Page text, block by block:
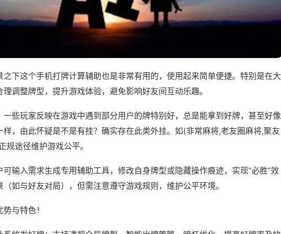
之下这个手机打牌计算辅助也是非常有用的，使用起来简单便捷。特别是在大
调整牌型，提升游戏体验，避免影响好友间互动乐趣。
一些玩家反映在游戏中遇到部分用户的牌特别好，总是能拿到好牌，甚至好像
样，由此怀疑是不是有挂？确实存在此类外挂。如(非常麻将,老友圈麻将,聚友
规途径维护游戏公平。
可输入需求生成专用辅助工具，修改自身牌型或隐藏操作痕迹，实现“必胜”效
如与好友对局），但需注意遵守游戏规则，维护公平环境。
与特色！